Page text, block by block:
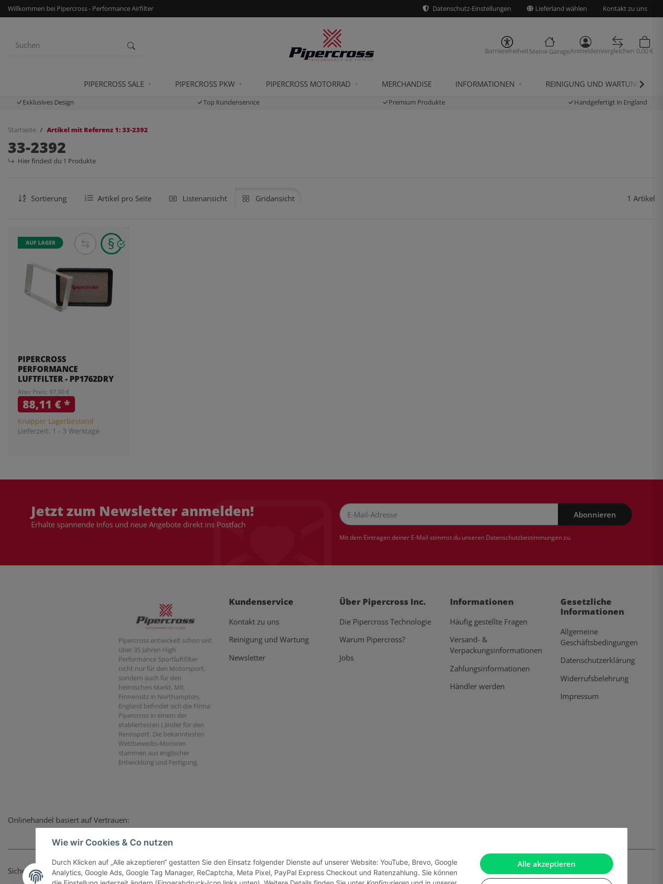
Alle akzeptieren
Wie wir Cookies & Co nutzen
Durch Klicken auf „Alle akzeptieren“ gestatten Sie den Einsatz folgender Dienste auf unserer Website: YouTube, Brevo, Google
Analytics, Google Ads, Google Tag Manager, ReCaptcha, Meta Pixel, PayPal Express Checkout und Ratenzahlung. Sie können
Willkommen bei Pipercross - Performance Airfilter Datenschutz-Einstellungen Lieferland wählen Kontakt zu uns
BarrierefreiheitMeine GarageAnmeldenVergleichen 0,00 €
PIPERCROSS SALE PIPERCROSS PKW PIPERCROSS MOTORRAD MERCHANDISE INFORMATIONEN REINIGUNG UND WARTUNG
Exklusives Design Top Kundenservice Premium Produkte Handgefertigt in England
Startseite Artikel mit Referenz 1: 33-2392
33-2392
Hier findest du 1 Produkte
Sortierung Artikel pro Seite Listenansicht Gridansicht 1 Artikel
AUF LAGER
PIPERCROSS
PERFORMANCE
LUFTFILTER - PP1762DRY
Alter Preis: 97,90 €
88,11 €*
Knapper Lagerbestand
Lieferzeit: 1 - 3 Werktage
Jetzt zum Newsletter anmelden!
Erhalte spannende Infos und neue Angebote direkt ins Postfach
Abonnieren
Mit dem Eintragen deiner E-Mail stimmst du unseren Datenschutzbestimmungenzu.
Pipercross entwickelt schon seit
über 35 Jahren High
Performance Sportluftfilter
nicht nur für den Motorsport,
sondern auch für den
heimischen Markt. Mit
Firmensitz in Northampton,
England befindet sich die Firma
Pipercross in einem der
etabliertesten Länder für den
Rennsport. Die bekanntesten
Wettbewerbs-Motoren
stammen aus englischer
Entwicklung und Fertigung.
Kundenservice
Kontakt zu uns
Reinigung und Wartung
Newsletter
Über Pipercross Inc.
Die Pipercross Technologie
Warum Pipercross?
Jobs
Informationen
Häufig gestellte Fragen
Versand- &
Verpackungsinformationen
Zahlungsinformationen
Händler werden
Gesetzliche
Informationen
Allgemeine
Geschäftsbedingungen
Datenschutzerklärung
Widerrufsbelehrung
Impressum
Onlinehandel basiert auf Vertrauen:
Sicher bezahlen via: